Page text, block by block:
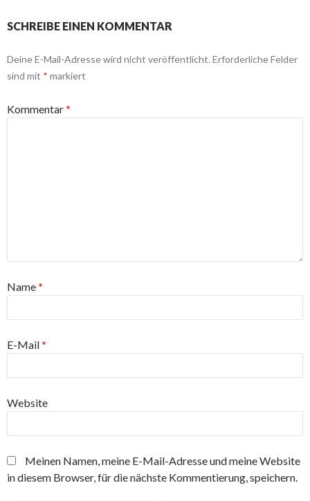
SCHREIBE EINEN KOMMENTAR
Deine E-Mail-Adresse wird nicht veröffentlicht. Erforderliche Felder
sind mit * markiert
Kommentar*
Name*
E-Mail*
Website
Meinen Namen, meine E-Mail-Adresse und meine Website
in diesem Browser, für die nächste Kommentierung, speichern.